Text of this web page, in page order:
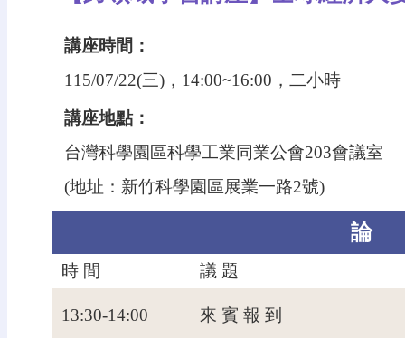
講座時間：
115/07/22(三)，14:00~16:00，二小時
講座地點：
台灣科學園區科學工業同業公會203會議室
(地址：新竹科學園區展業一路2號)
論
時 間 議 題
13:30-14:00 來 賓 報 到